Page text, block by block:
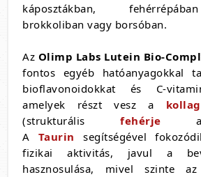
káposztákban,
brokkoliban vagy borsóban.
Az Olimp Labs Lutein Bio-
fontos egyéb hatóanyagokkal
bioflavonoidokkat és C-
amelyek részt vesz a
(strukturálisfehérje a
A Taurin
segítségével
fizikai aktivitás, javul a
hasznosulása, mivel szinte